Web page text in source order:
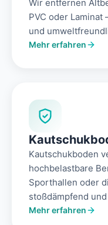
Wir entfernen
PVC oder
und
Mehr erfahren
Kautschukboden
hochbelastbare
Sporthallen oder
stoßdämpfend
Mehr erfahren